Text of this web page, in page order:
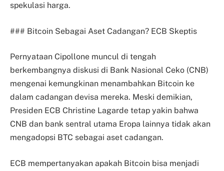
spekulasi harga.
### Bitcoin Sebagai Aset Cadangan? ECB Skeptis
Pernyataan Cipollone muncul di tengah
berkembangnya diskusi di Bank Nasional Ceko (CNB)
mengenai kemungkinan menambahkan Bitcoin ke
dalam cadangan devisa mereka. Meski demikian,
Presiden ECB Christine Lagarde tetap yakin bahwa
CNB dan bank sentral utama Eropa lainnya tidak akan
mengadopsi BTC sebagai aset cadangan.
ECB mempertanyakan apakah Bitcoin bisa menjadi